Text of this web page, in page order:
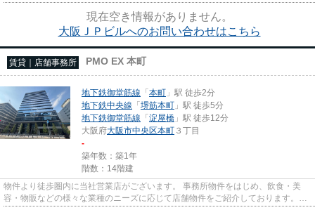
尚、弊社ではおとり広告は一切...
現在空き情報がありません。
大阪ＪＰビルへのお問い合わせはこちら
賃貸｜店舗事務所 PMO EX 本町
地下鉄御堂筋線 「本町 」駅 徒歩2分
地下鉄中央線 「堺筋本町 」駅 徒歩5分
地下鉄御堂筋線 「淀屋橋 」駅 徒歩12分
大阪府大阪市中央区本町 ３丁目
-
築年数：築1年
階数：14階建
物件より徒歩圏内に当社営業店がございます。 事務所物件をはじめ、飲食・美
容・物販などの様々な業種のニーズに応じて店舗物件をご紹介しております。